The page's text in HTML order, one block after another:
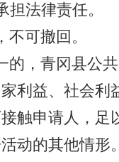
法律责任。
不可撤回。
的，青冈县公
利益、社会利
触申请人，足
动的其他情形